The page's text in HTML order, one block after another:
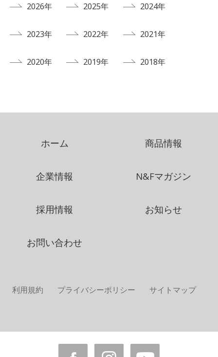
2026年 2025年 2024年
2023年 2022年 2021年
2020年 2019年 2018年
ホーム 商品情報
企業情報 N&Fマガジン
採用情報 お知らせ
お問い合わせ
利用規約 プライバシーポリシー サイトマップ